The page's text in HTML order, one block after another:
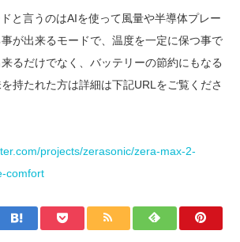
と言うのはAIを使って風量や半導体プレー
事が出来るモードで、温度を一定に保つ事で
るだけでなく、バッテリーの節約にもなる
持たれた方は詳細は下記URLをご覧くださ
projects/zerasonic/zera-max-2-
comfort